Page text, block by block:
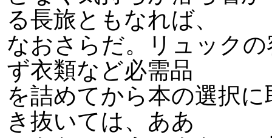
る長旅ともなれば、
なおさらだ。リュック
ず衣類など必需品
を詰めてから本の選択
き抜いては、ああ